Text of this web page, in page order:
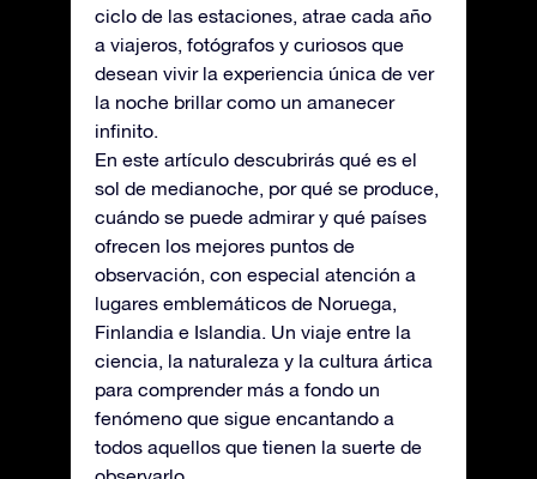
ciclo de las estaciones, atrae cada año
a viajeros, fotógrafos y curiosos que
desean vivir la experiencia única de ver
la noche brillar como un amanecer
infinito.
En este artículo descubrirás qué es el
sol de medianoche, por qué se produce,
cuándo se puede admirar y qué países
ofrecen los mejores puntos de
observación, con especial atención a
lugares emblemáticos de Noruega,
Finlandia e Islandia. Un viaje entre la
ciencia, la naturaleza y la cultura ártica
para comprender más a fondo un
fenómeno que sigue encantando a
todos aquellos que tienen la suerte de